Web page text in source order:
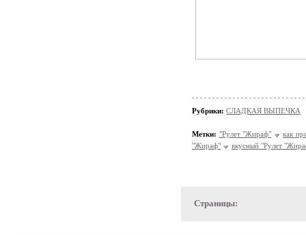
Рубрики: СЛАДКАЯ ВЫПЕЧКА
Метки: "Рулет "Жираф"
как
"Жираф"
вкусный "Рулет
Страницы: